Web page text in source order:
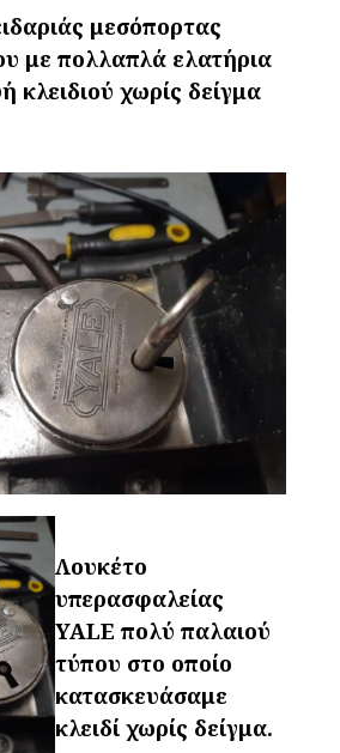
μεσόπορτας
με πολλαπλά ελατήρια
κλειδιού χωρίς δείγμα
Λουκέτο
υπερασφαλείας
YALE πολύ παλαιού
τύπου στο οποίο
κατασκευάσαμε
κλειδί χωρίς δείγμα.